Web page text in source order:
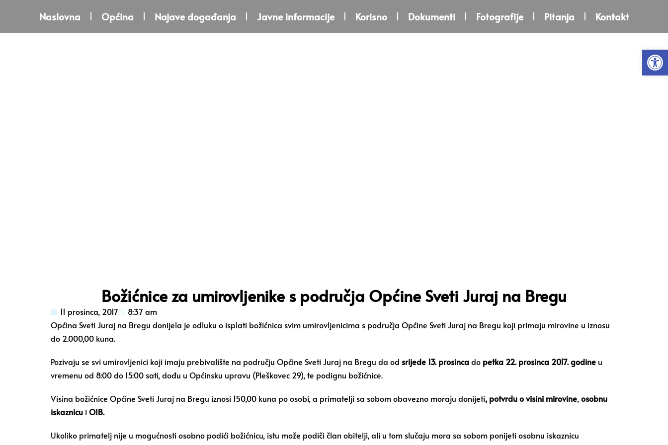
Naslovna Općina Najave događanja Javne informacije Korisno Dokumenti Fotografije Pitanja Kontakt
Božićnice za umirovljenike s područja Općine Sveti Juraj na Bregu
11 prosinca, 2017
8:37 am
Općina Sveti Juraj na Bregu donijela je odluku o isplati božićnica svim umirovljenicima s područja Općine Sveti Juraj na Bregu koji primaju mirovine u iznosu
do 2.000,00 kuna.
Pozivaju se svi umirovljenici koji imaju prebivalište na području Općine Sveti Juraj na Bregu da od srijede 13. prosincado petka 22. prosinca 2017. godine u
vremenu od 8:00 do 15:00 sati, dođu u Općinsku upravu (Pleškovec 29), te podignu božićnice.
Visina božićnice Općine Sveti Juraj na Bregu iznosi 150,00 kuna po osobi, a primatelji sa sobom obavezno moraju donijeti, potvrdu o visini mirovine,osobnu
iskaznicu iOIB.
Ukoliko primatelj nije u mogućnosti osobno podići božićnicu, istu može podiči član obitelji, ali u tom slučaju mora sa sobom ponijeti osobnu iskaznicu